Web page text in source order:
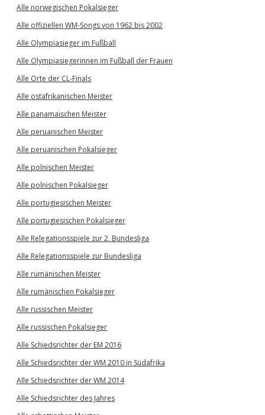
Alle norwegischen Pokalsieger
Alle offiziellen WM-Songs von 1962 bis 2002
Alle Olympiasieger im Fußball
Alle Olympiasiegerinnen im Fußball der Frauen
Alle Orte der CL-Finals
Alle ostafrikanischen Meister
Alle panamaischen Meister
Alle peruanischen Meister
Alle peruanischen Pokalsieger
Alle polnischen Meister
Alle polnischen Pokalsieger
Alle portugiesischen Meister
Alle portugiesischen Pokalsieger
Alle Relegationsspiele zur 2. Bundesliga
Alle Relegationsspiele zur Bundesliga
Alle rumänischen Meister
Alle rumänischen Pokalsieger
Alle russischen Meister
Alle russischen Pokalsieger
Alle Schiedsrichter der EM 2016
Alle Schiedsrichter der WM 2010 in Südafrika
Alle Schiedsrichter der WM 2014
Alle Schiedsrichter des Jahres